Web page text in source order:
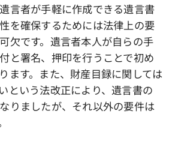
言者が手軽に作成できる遺言書
を確保するためには法律上の要
欠です。遺言者本人が自らの手
と署名、押印を行うことで初め
ます。また、財産目録に関しては
という法改正により、遺言書の
りましたが、それ以外の要件は